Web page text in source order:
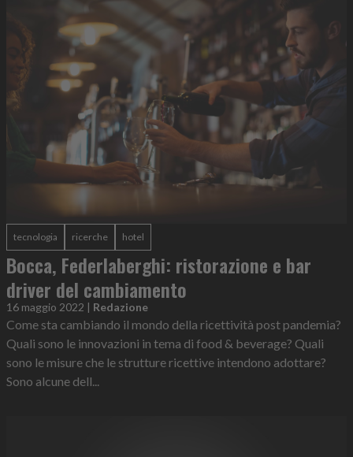
tecnologia ricerche hotel
Bocca, Federlaberghi: ristorazione e bar
driver del cambiamento
16 maggio 2022 | Redazione
Come sta cambiando il mondo della ricettività post pandemia?
Quali sono le innovazioni in tema di food & beverage? Quali
sono le misure che le strutture ricettive intendono adottare?
Sono alcune dell...